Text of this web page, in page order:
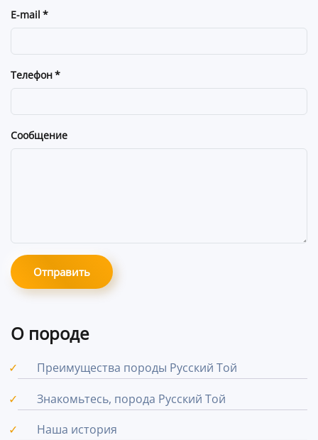
E-mail *
Телефон*
Сообщение
Отправить
О породе
Преимущества породы Русский Той
Знакомьтесь, порода Русский Той
Наша история